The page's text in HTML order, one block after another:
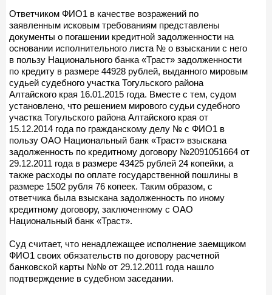
Ответчиком ФИО1 в качестве возражений по
заявленным исковым требованиям представлены
документы о погашении кредитной задолженности на
основании исполнительного листа № о взыскании с него
в пользу Национального банка «Траст» задолженности
по кредиту в размере 44928 рублей, выданного мировым
судьей судебного участка Тогульского района
Алтайского края 16.01.2015 года. Вместе с тем, судом
установлено, что решением мирового судьи судебного
участка Тогульского района Алтайского края от
15.12.2014 года по гражданскому делу № с ФИО1 в
пользу ОАО Национальный банк «Траст» взыскана
задолженность по кредитному договору №2091051664 от
29.12.2011 года в размере 43425 рублей 24 копейки, а
также расходы по оплате государственной пошлины в
размере 1502 рубля 76 копеек. Таким образом, с
ответчика была взыскана задолженность по иному
кредитному договору, заключенному с ОАО
Национальный банк «Траст».
Суд считает, что ненадлежащее исполнение заемщиком
ФИО1 своих обязательств по договору расчетной
банковской карты №№ от 29.12.2011 года нашло
подтверждение в судебном заседании.